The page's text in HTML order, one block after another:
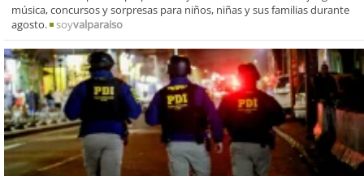
música, concursos y sorpresas para niños, niñas y sus familias durante
agosto.
soyvalparaiso